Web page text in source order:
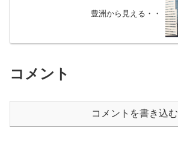
豊洲から見える・・
コメント
コメントを書き込む